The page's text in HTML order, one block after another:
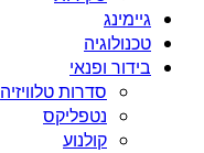
גיימינג
טכנולוגיה
בידור ופנאי
סדרות טלוויזיה
נטפליקס
קולנוע